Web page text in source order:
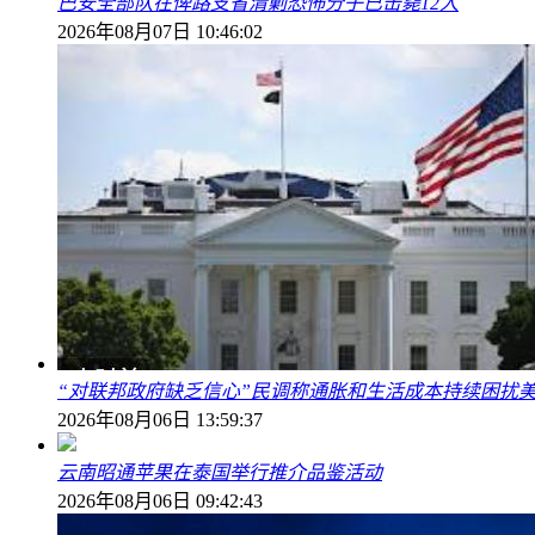
2026年08月07日 10:46:02
“对联邦政府缺乏信心”民调称通胀和生活成本持续困扰
2026年08月06日 13:59:37
云南昭通苹果在泰国举行推介品鉴活动
2026年08月06日 09:42:43